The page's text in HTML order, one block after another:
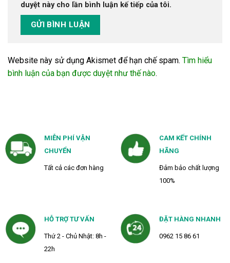
duyệt này cho lần bình luận kế tiếp của tôi.
Website này sử dụng Akismet để hạn chế spam. Tìm hiểu
bình luận của bạn được duyệt như thế nào.
MIỄN PHÍ VẬN
CHUYỂN
Tất cả các đơn hàng
CAM KẾT CHÍNH
HÃNG
Đảm bảo chất lượng
100%
HỖ TRỢ TƯ VẤN
Thứ 2 - Chủ Nhật: 8h -
22h
ĐẶT HÀNG NHANH
0962 15 86 61